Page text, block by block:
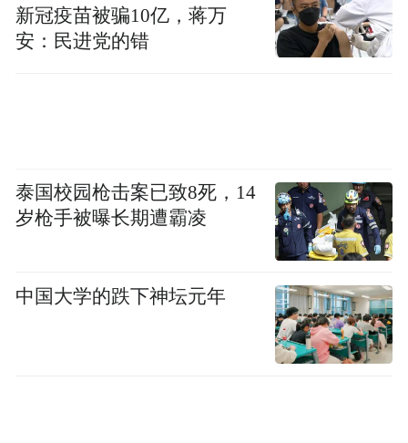
新冠疫苗被骗10亿，蒋万
安：民进党的错
泰国校园枪击案已致8死，14
岁枪手被曝长期遭霸凌
中国大学的跌下神坛元年